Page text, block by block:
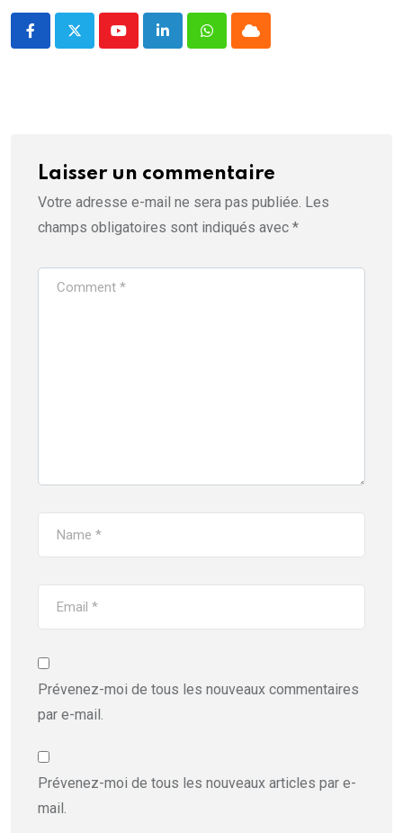
e
YoutubeLinkedInWhatsappCloud
Laisser un commentaire
Votre adresse e-mail ne sera pas publiée. Les
champs obligatoires sont indiqués avec *
Prévenez-moi de tous les nouveaux commentaires
par e-mail.
Prévenez-moi de tous les nouveaux articles par e-
mail.